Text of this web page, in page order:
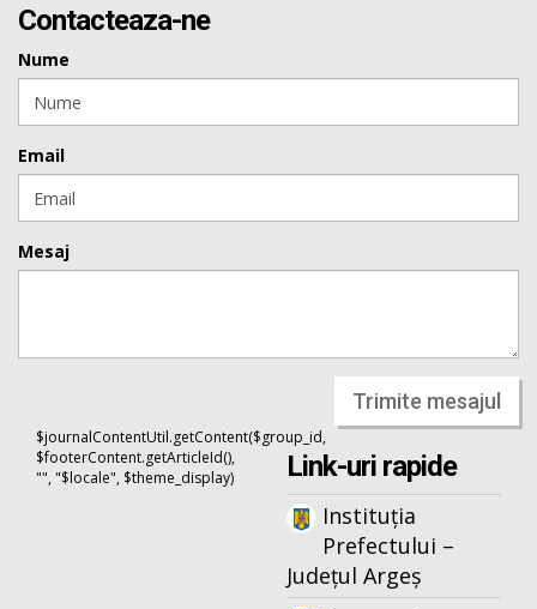
Contacteaza-ne
Nume
Email
Mesaj
Trimite mesajul
$journalContentUtil.getContent($group_id,
$footerContent.getArticleId(),
"", "$locale", $theme_display)
Link-uri rapide
Instituția
Prefectului –
Județul Argeș